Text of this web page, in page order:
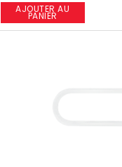
AJOUTER AU
PANIER